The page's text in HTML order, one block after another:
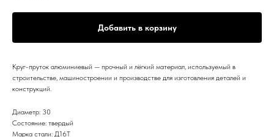
Добавить в корзину
Круг-пруток алюминиевый — прочный и лёгкий материал, используемый в
строительстве, машиностроении и производстве для изготовления деталей и
конструкций.
Диаметр: 30
Состояние: твердый
Марка стали: Д16Т